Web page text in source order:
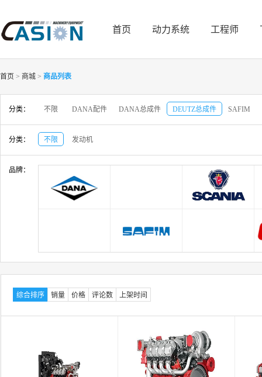
首页 动力系统 工程师
首页 > 商城 > 商品列表
分类： 不限 DANA配件 DANA总成件 DEUTZ总成件 SAFIM
分类： 不限 发动机
品牌：
综合排序 销量 价格 评论数 上架时间